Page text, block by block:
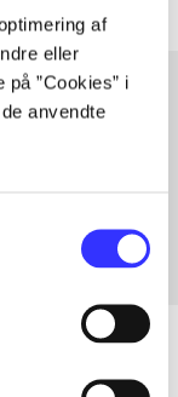
af
eller
”Cookies” i
anvendte